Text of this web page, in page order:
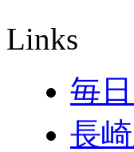
Links
毎
長